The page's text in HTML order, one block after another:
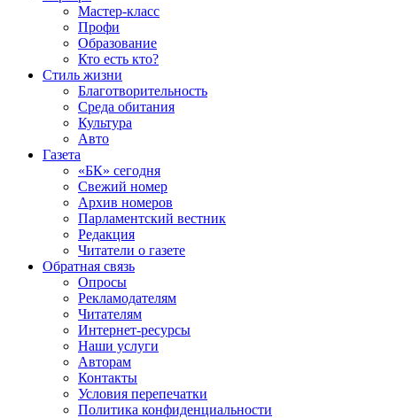
Мастер-класс
Профи
Образование
Кто есть кто?
Стиль жизни
Благотворительность
Среда обитания
Культура
Авто
Газета
«БК» сегодня
Свежий номер
Архив номеров
Парламентский вестник
Редакция
Читатели о газете
Обратная связь
Опросы
Рекламодателям
Читателям
Интернет-ресурсы
Наши услуги
Авторам
Контакты
Условия перепечатки
Политика конфиденциальности